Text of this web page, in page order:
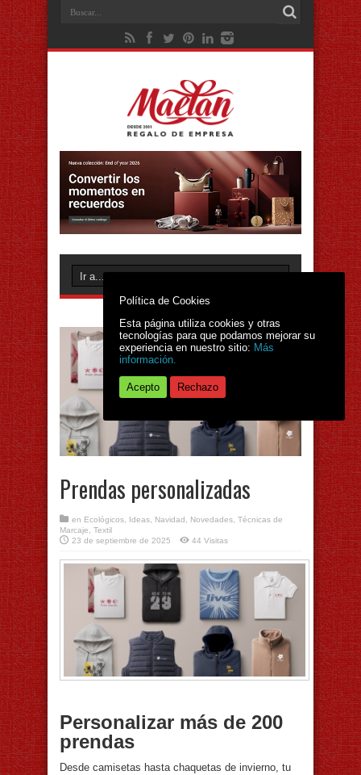
Prendas personalizadas
en Ecológicos Ideas Navidad Novedades Técnicas de
Marcaje
Textil
23 de septiembre de 2025
44 Visitas
Personalizar más de 200
prendas
Desde camisetas hasta chaquetas de invierno, tu
Política de Cookies
Esta página utiliza cookies y otras
tecnologías para que podamos mejorar su
experiencia en nuestro sitio: Más
información.
Acepto Rechazo